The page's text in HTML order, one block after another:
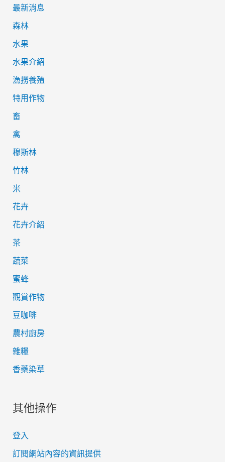
最新消息
森林
水果
水果介紹
漁撈養殖
特用作物
畜
禽
穆斯林
竹林
米
花卉
花卉介紹
茶
蔬菜
蜜蜂
觀賞作物
豆咖啡
農村廚房
雜糧
香藥染草
其他操作
登入
訂閱網站內容的資訊提供